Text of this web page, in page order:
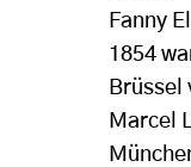
Fanny
1854
Brüssel
Marcel